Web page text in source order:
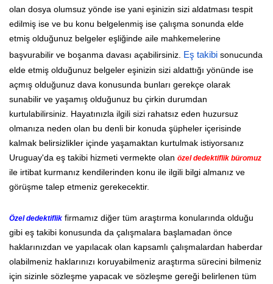
olan dosya olumsuz yönde ise yani eşinizin sizi aldatması tespit
edilmiş ise ve bu konu belgelenmiş ise çalışma sonunda elde
etmiş olduğunuz belgeler eşliğinde aile mahkemelerine
başvurabilir ve boşanma davası açabilirsiniz.
Eş takibi sonucunda
elde etmiş olduğunuz belgeler eşinizin sizi aldattığı yönünde ise
açmış olduğunuz dava konusunda bunları gerekçe olarak
sunabilir ve yaşamış olduğunuz bu çirkin durumdan
kurtulabilirsiniz. Hayatınızla ilgili sizi rahatsız eden huzursuz
olmanıza neden olan bu denli bir konuda şüpheler içerisinde
kalmak belirsizlikler içinde yaşamaktan kurtulmak istiyorsanız
Uruguay'da eş takibi hizmeti vermekte olan özel dedektiflik büromuz
ile irtibat kurmanız kendilerinden konu ile ilgili bilgi almanız ve
görüşme talep etmeniz gerekecektir.
Özel dedektiflik firmamız diğer tüm araştırma konularında olduğu
gibi eş takibi konusunda da çalışmalara başlamadan önce
haklarınızdan ve yapılacak olan kapsamlı çalışmalardan haberdar
olabilmeniz haklarınızı koruyabilmeniz araştırma sürecini bilmeniz
için sizinle sözleşme yapacak ve sözleşme gereği belirlenen tüm